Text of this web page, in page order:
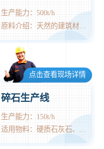
生产能力：500t/h
原料介绍：天然的建筑材料。
点击查看现场详情
碎石生产线
生产能力：150t/h
适用物料：硬质石灰石、花岗石、玄武岩等